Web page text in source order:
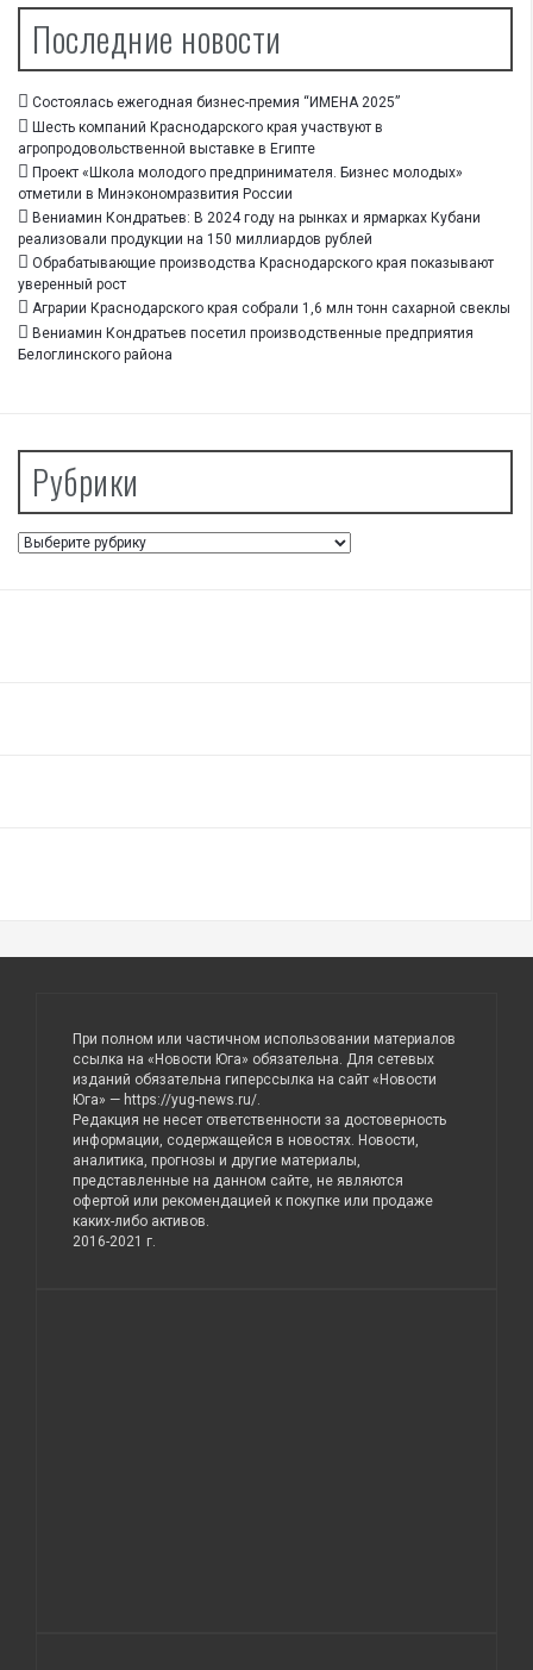
Последние новости
Состоялась ежегодная бизнес-премия “ИМЕНА 2025”
Шесть компаний Краснодарского края участвуют в
агропродовольственной выставке в Египте
Проект «Школа молодого предпринимателя. Бизнес молодых»
отметили в Минэкономразвития России
Вениамин Кондратьев: В 2024 году на рынках и ярмарках Кубани
реализовали продукции на 150 миллиардов рублей
Обрабатывающие производства Краснодарского края показывают
уверенный рост
Аграрии Краснодарского края собрали 1,6 млн тонн сахарной свеклы
Вениамин Кондратьев посетил производственные предприятия
Белоглинского района
Рубрики
Рубрики
При полном или частичном использовании материалов
ссылка на «Новости Юга» обязательна. Для сетевых
изданий обязательна гиперссылка на сайт «Новости
Юга» — https://yug-news.ru/
Редакция не несет ответственности за достоверность
информации, содержащейся в новостях. Новости,
аналитика, прогнозы и другие материалы,
представленные на данном сайте, не являются
офертой или рекомендацией к покупке или продаже
каких-либо активов.
2016-2021 г.